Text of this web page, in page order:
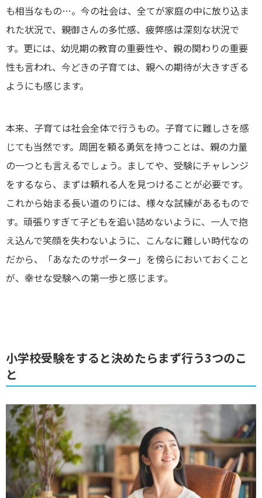
も相当なもの…。今の社会は、全てが家庭の中に放り込ま
れた状況で、親御さんの多忙感、疲弊感は深刻な状況で
す。更には、幼児期の教育の重要性や、親の関わりの重要
性も言われ、今どきの子育ては、親への期待が大きすぎる
ようにも感じます。
本来、子育ては社会全体で行うもの。子育てに難しさを感
じても当然です。周囲を頼る勇気を持つことは、親の力量
の一つとも言えるでしょう。ましてや、受験にチャレンジ
をするなら、まずは頼れる人を見つけることが必要です。
これから始まる長い道のりには、様々な試練があるもので
す。頑張りすぎて子どもを追い詰めないように、一人で抱
え込んで笑顔を失わないように、こんなに難しい時代なの
だから、「あなたのサポーター」を傍らにおいておくこと
が、幸せな受験への第一歩と感じます。
小学校受験をすると決めたらまず行う3つのこ
と